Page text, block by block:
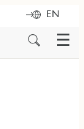
EN
Sök
innehåll
Meny